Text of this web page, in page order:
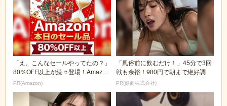
「え、こんなセールやってたの？」
80％OFF以上が続々登場！Amazon
の本気が...
PR(Amazon)
「風俗前に飲むだけ！」45分で3回
戦も余裕！980円で朝まで絶好調
PR(健商株式会社)